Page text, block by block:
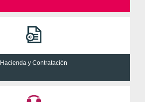
Hacienda y Contratación